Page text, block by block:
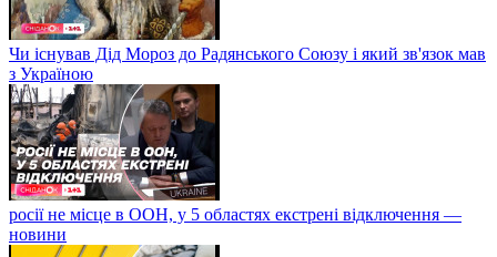
Чи існував Дід Мороз до Радянського Союзу і який зв'язок мав
з Україною
росії не місце в ООН, у 5 областях екстрені відключення —
новини